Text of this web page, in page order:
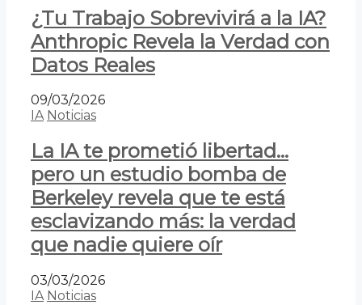
¿Tu Trabajo Sobrevivirá a la IA?
Anthropic Revela la Verdad con
Datos Reales
09/03/2026
IA Noticias
La IA te prometió libertad…
pero un estudio bomba de
Berkeley revela que te está
esclavizando más: la verdad
que nadie quiere oír
03/03/2026
IA Noticias